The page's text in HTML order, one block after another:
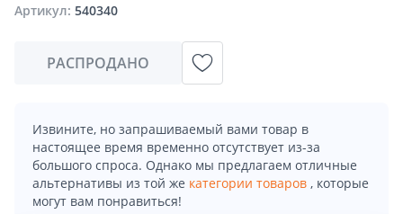
Артикул: 540340
РАСПРОДАНО
Извините, но запрашиваемый вами товар в
настоящее время временно отсутствует из-за
большого спроса. Однако мы предлагаем отличные
альтернативы из той же категории товаров , которые
могут вам понравиться!